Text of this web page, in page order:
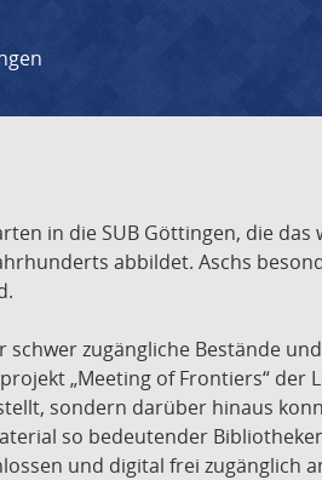
in die SUB Göttingen, die das
abbildet. Aschs
zugängliche Bestände
„Meeting of Frontiers“ der
sondern darüber hinaus
so bedeutender
und digital frei zugänglich